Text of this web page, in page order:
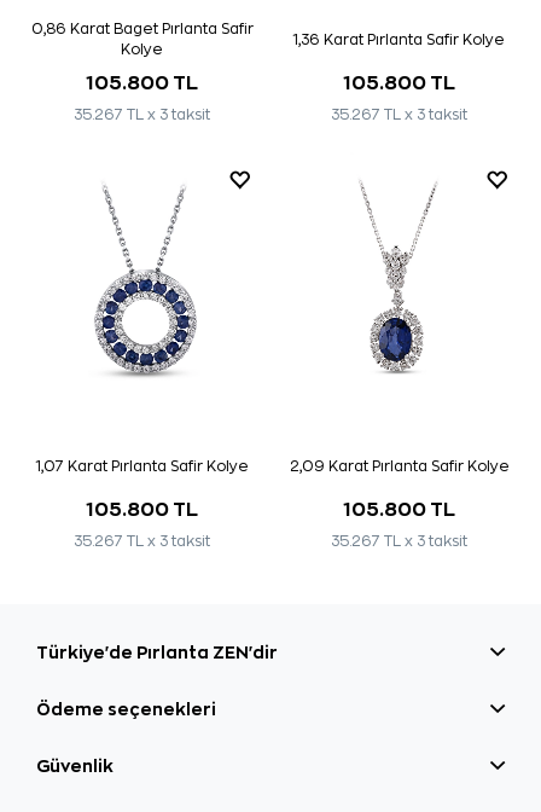
0,86 Karat Baget Pırlanta Safir
Kolye
105.800 TL
35.267 TL x 3 taksit
1,36 Karat Pırlanta Safir Kolye
105.800 TL
35.267 TL x 3 taksit
1,07 Karat Pırlanta Safir Kolye
105.800 TL
35.267 TL x 3 taksit
2,09 Karat Pırlanta Safir Kolye
105.800 TL
35.267 TL x 3 taksit
Türkiye'de Pırlanta ZEN'dir
Ödeme seçenekleri
Güvenlik